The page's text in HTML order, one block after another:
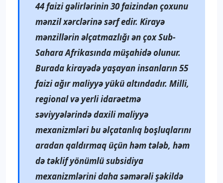
44 faizi gəlirlərinin 30 faizindən çoxunu
mənzil xərclərinə sərf edir. Kirayə
mənzillərin əlçatmazlığı ən çox Sub-
Sahara Afrikasında müşahidə olunur.
Burada kirayədə yaşayan insanların 55
faizi ağır maliyyə yükü altındadır. Milli,
regional və yerli idarəetmə
səviyyələrində daxili maliyyə
mexanizmləri bu əlçatanlıq boşluqlarını
aradan qaldırmaq üçün həm tələb, həm
də təklif yönümlü subsidiya
mexanizmlərini daha səmərəli şəkildə